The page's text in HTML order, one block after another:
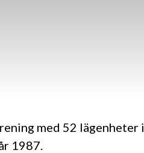
med 52 lägenheter i
1987